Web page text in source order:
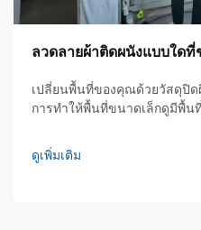
ลวดลายผ้าติดผนังแบบใด
เปลี่ยนพื้นที่ของคุณด้วยวัสดุปิด
การทำให้พื้นที่ขนาดเล็กดูมีพื้
ที่มีอยู่ เหล่าลวดลายผ้าติดผนัง
ดูเพิ่มเติม